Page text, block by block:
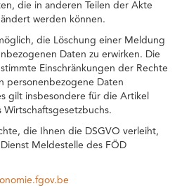
die in anderen Teilen der Akte
werden können.
die Löschung einer Meldung
Daten zu erwirken. Die
Einschränkungen der Rechte
personenbezogene Daten
gilt insbesondere für die Artikel
Wirtschaftsgesetzbuchs.
die Ihnen die DSGVO verleiht,
Meldestelle des FÖD